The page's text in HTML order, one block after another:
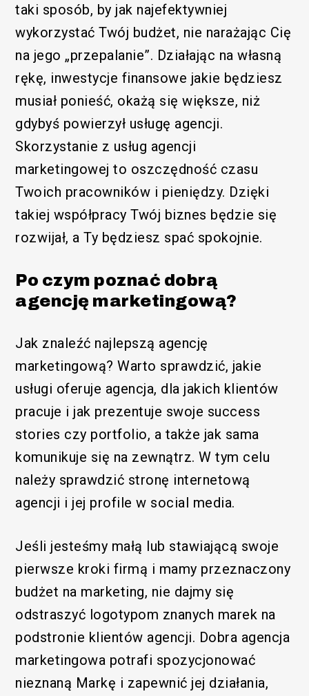
taki sposób, by jak najefektywniej
wykorzystać Twój budżet, nie narażając Cię
na jego „przepalanie”. Działając na własną
rękę, inwestycje finansowe jakie będziesz
musiał ponieść, okażą się większe, niż
gdybyś powierzył usługę agencji.
Skorzystanie z usług agencji
marketingowej to oszczędność czasu
Twoich pracowników i pieniędzy. Dzięki
takiej współpracy Twój biznes będzie się
rozwijał, a Ty będziesz spać spokojnie.
Po czym poznać dobrą
agencję marketingową?
Jak znaleźć najlepszą agencję
marketingową? Warto sprawdzić, jakie
usługi oferuje agencja, dla jakich klientów
pracuje i jak prezentuje swoje success
stories czy portfolio, a także jak sama
komunikuje się na zewnątrz. W tym celu
należy sprawdzić stronę internetową
agencji i jej profile w social media.
Jeśli jesteśmy małą lub stawiającą swoje
pierwsze kroki firmą i mamy przeznaczony
budżet na marketing, nie dajmy się
odstraszyć logotypom znanych marek na
podstronie klientów agencji. Dobra agencja
marketingowa potrafi spozycjonować
nieznaną Markę i zapewnić jej działania,